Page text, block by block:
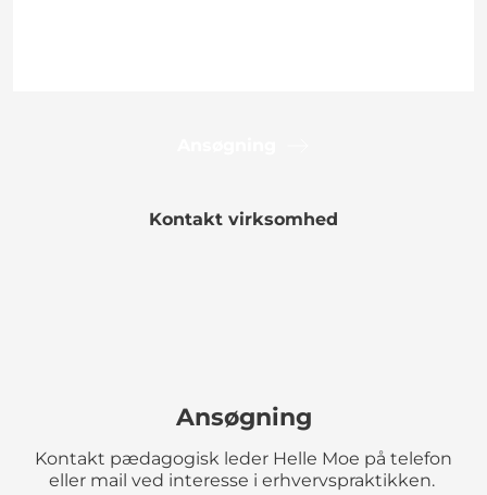
Kontakt virksomhed
Ansøgning
Kontakt pædagogisk leder Helle Moe på telefon
eller mail ved interesse i erhvervspraktikken.